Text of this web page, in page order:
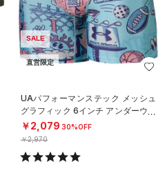
SALE
直営限定
UAパフォーマンステック メッシュ
グラフィック 6インチ アンダーウェ
ア（トレーニング/MEN）
￥2,079 30%OFF
￥2,970